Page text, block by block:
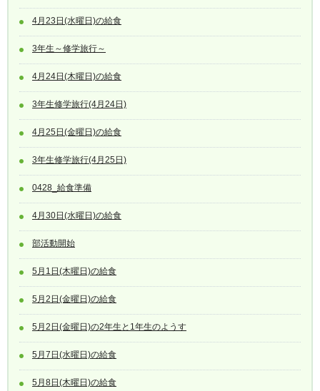
4月23日(水曜日)の給食
3年生～修学旅行～
4月24日(木曜日)の給食
3年生修学旅行(4月24日)
4月25日(金曜日)の給食
3年生修学旅行(4月25日)
0428_給食準備
4月30日(水曜日)の給食
部活動開始
5月1日(木曜日)の給食
5月2日(金曜日)の給食
5月2日(金曜日)の2年生と1年生のようす
5月7日(水曜日)の給食
5月8日(木曜日)の給食